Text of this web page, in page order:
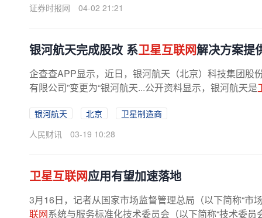
证券时报网
04-02 21:21
银河航天完成股改 系卫星互联网解决方案提
企查查APP显示，近日，银河航天（北京）科技集团股
有限公司”变更为“银河航天...公开资料显示，银河航天是
银河航天 北京
卫星制造商
人民财讯
03-19 10:28
卫星互联网应用有望加速落地
3月16日，记者从国家市场监督管理总局（以下简称“市
联网系统与服务标准化技术委员会（以下简称“技术委